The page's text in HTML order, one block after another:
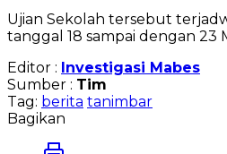
Ujian Sekolah tersebut
tanggal 18 sampai dengan 23
Editor : Investigasi Mabes
Sumber : Tim
Tag: berita tanimbar
Bagikan